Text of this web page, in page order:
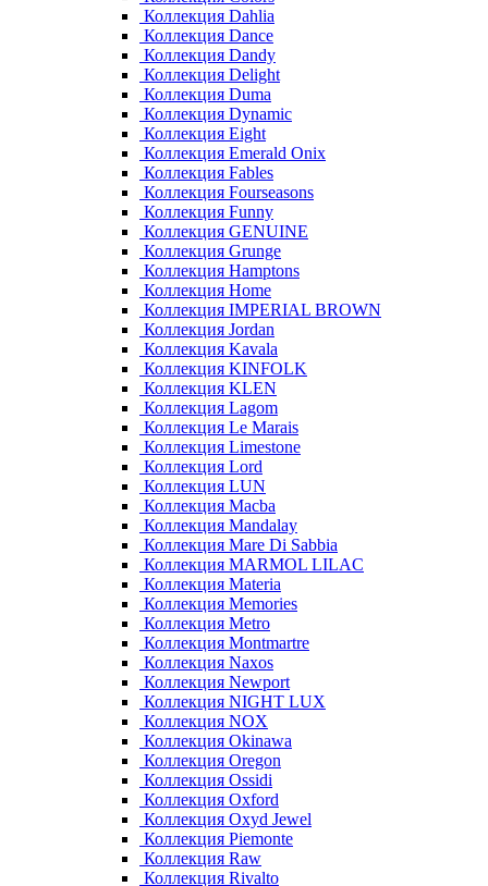
Коллекция Dahlia
Коллекция Dance
Коллекция Dandy
Коллекция Delight
Коллекция Duma
Коллекция Dynamic
Коллекция Eight
Коллекция Emerald Onix
Коллекция Fables
Коллекция Fourseasons
Коллекция Funny
Коллекция GENUINE
Коллекция Grunge
Коллекция Hamptons
Коллекция Home
Коллекция IMPERIAL BROWN
Коллекция Jordan
Коллекция Kavala
Коллекция KINFOLK
Коллекция KLEN
Коллекция Lagom
Коллекция Le Marais
Коллекция Limestone
Коллекция Lord
Коллекция LUN
Коллекция Macba
Коллекция Mandalay
Коллекция Mare Di Sabbia
Коллекция MARMOL LILAC
Коллекция Materia
Коллекция Memories
Коллекция Metro
Коллекция Montmartre
Коллекция Naxos
Коллекция Newport
Коллекция NIGHT LUX
Коллекция NOX
Коллекция Okinawa
Коллекция Oregon
Коллекция Ossidi
Коллекция Oxford
Коллекция Oxyd Jewel
Коллекция Piemonte
Коллекция Raw
Коллекция Rivalto